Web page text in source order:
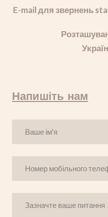
E-mail для звернень
Напишіть нам